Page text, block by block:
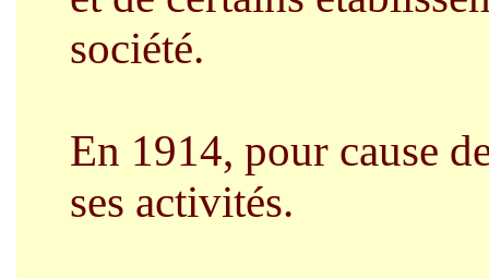
société.
En 1914, pour cause
ses activités.